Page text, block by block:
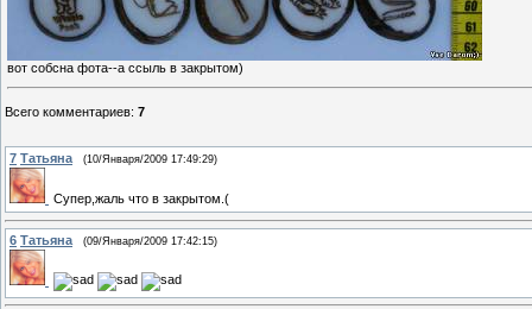
вот собсна фота--а ссыль в закрытом)
Всего комментариев: 7
7 Татьяна (10/Января/2009 17:49:29)
Супер,жаль что в закрытом.(
6 Татьяна (09/Января/2009 17:42:15)